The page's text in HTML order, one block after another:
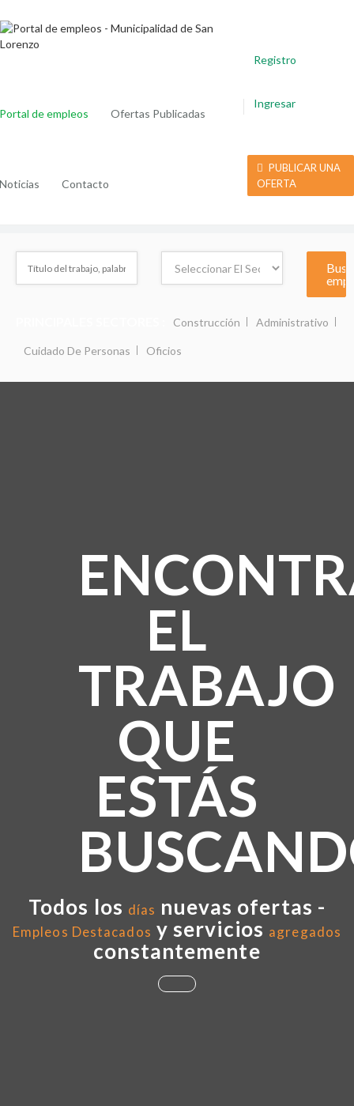
Portal de empleos Ofertas Publicadas
Noticias Contacto
Registro
Ingresar
PUBLICAR UNA
OFERTA
Construcción Administrativo
Cuidado De Personas Oficios
EL
TRABAJO
QUE
ESTÁS
Todos los días nuevas ofertas -
Empleos Destacados y servicios agregados
constantemente